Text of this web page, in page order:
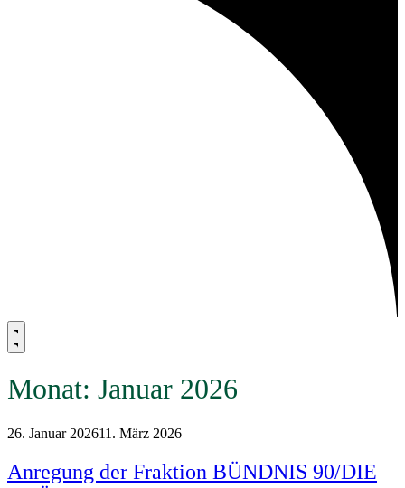
Monat: Januar 2026
26. Januar 202611. März 2026
Anregung der Fraktion BÜNDNIS 90/DIE